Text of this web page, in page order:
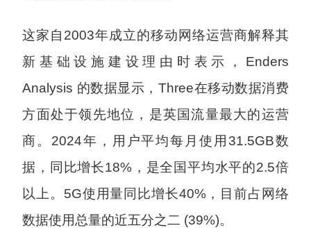
这家自2003年成立的移动网络运营商解释其
新基础设施建设理由时表示，Enders
Analysis 的数据显示，Three在移动数据消费
方面处于领先地位，是英国流量最大的运营
商。2024年，用户平均每月使用31.5GB数
据，同比增长18%，是全国平均水平的2.5倍
以上。5G使用量同比增长40%，目前占网络
数据使用总量的近五分之二 (39%)。